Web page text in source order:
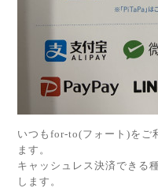
いつもfor-to(フォート)をご
ます。
キャッシュレス決済できる
します。